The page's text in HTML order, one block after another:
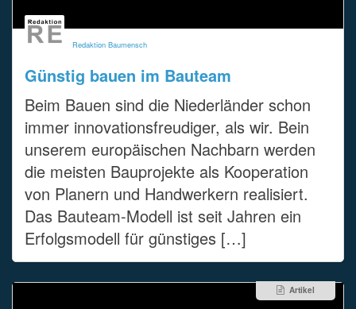
Redaktion Baumensch
Günstig bauen im Bauteam
Beim Bauen sind die Niederländer schon
immer innovationsfreudiger, als wir. Bein
unserem europäischen Nachbarn werden
die meisten Bauprojekte als Kooperation
von Planern und Handwerkern realisiert.
Das Bauteam-Modell ist seit Jahren ein
Erfolgsmodell für günstiges […]
Artikel